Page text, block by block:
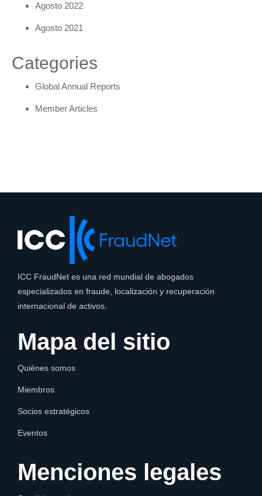
Agosto 2022
Agosto 2021
Categories
Global Annual Reports
Member Articles
ICC FraudNet es una red mundial de abogados
especializados en fraude, localización y recuperación
internacional de activos.
Mapa del sitio
Quiénes somos
Miembros
Socios estratégicos
Eventos
Menciones legales